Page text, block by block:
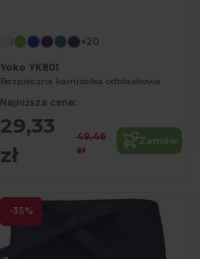
+20
Yoko YK801
Bezpieczna kamizelka odblaskowa
Najniższa cena:
29,33
zł
49,46
zł
Zamów
-35%